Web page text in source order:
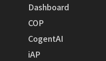
Dashboard
COP
CogentAI
iAP